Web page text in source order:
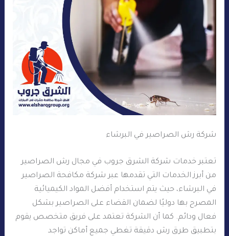
شركة رش الصراصير في البرشاء
تعتبر خدمات شركة الشرق جروب في مجال رش الصراصير
من أبرز الخدمات التي تقدمها عبر شركة مكافحة الصراصير
في البرشاء، حيث يتم استخدام أفضل المواد الكيميائية
المصرح بها دوليًا لضمان القضاء على الصراصير بشكل
فعال ودائم. كما أن الشركة تعتمد على فريق متخصص يقوم
بتطبيق طرق رش دقيقة تغطي جميع أماكن تواجد